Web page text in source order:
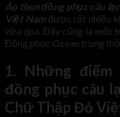
Áo thun đồng phục câu
Việt Namđược rất nhiều
vừa qua. Đây cũng là một
Đồng phục Ocean trong
1. Những
đồng phục câu
Chữ Thập Đỏ